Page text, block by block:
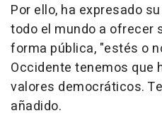
Por ello, ha expresado
todo el mundo a ofrecer
forma pública, "estés o
Occidente tenemos que
valores democráticos.
añadido.